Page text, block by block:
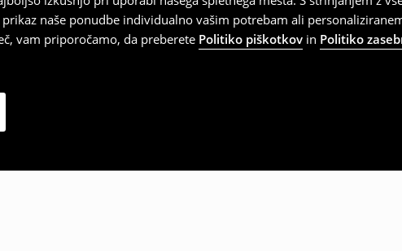
naše ponudbe individualno vašim potrebam ali
vam priporočamo, da preberete Politiko piškotkov in Politiko